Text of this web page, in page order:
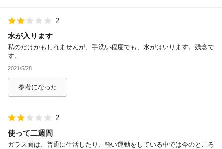
2
水が入ります
私のだけかもしれませんが、手洗い程度でも、水がはいります。残念で
す。
2021/5/28
参考になった
2
使って二週間
ガラス面は、普通に生活したり、軽い運動をしている中では今のところ